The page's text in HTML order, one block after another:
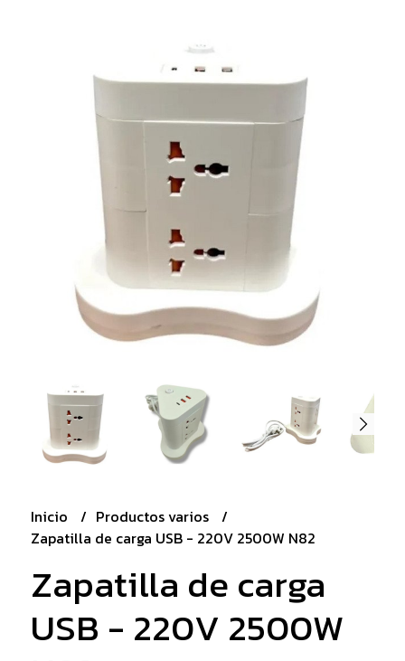
Inicio
Productos varios
Zapatilla de carga USB - 220V 2500W N82
Zapatilla de carga
USB - 220V 2500W